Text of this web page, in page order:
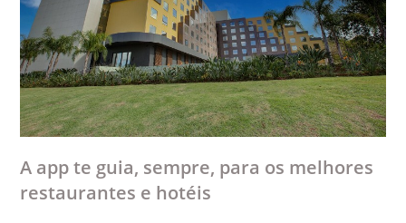
A app te guia, sempre, para os melhores
restaurantes e hotéis